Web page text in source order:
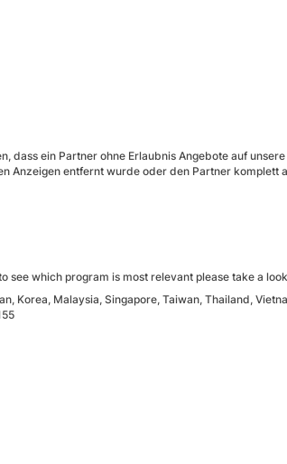
dass ein Partner ohne Erlaubnis Angebote auf
Anzeigen entfernt wurde oder den Partner komplett
which program is most relevant please take a
Korea, Malaysia, Singapore, Taiwan, Thailand,